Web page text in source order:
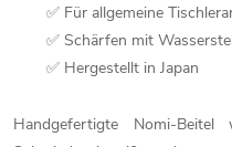
✅ Für allgemeine
✅ Schärfen mit
✅ Hergestellt in Japan
Handgefertigte Nomi-